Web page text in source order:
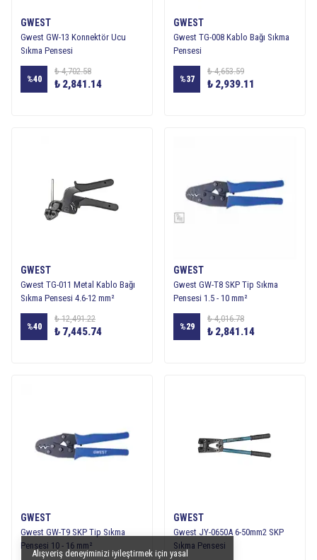
Alışveriş deneyiminizi iyileştirmek için yasal
GWEST
Gwest GW-13 Konnektör Ucu
Sıkma Pensesi
%40
₺ 4,702.58
₺ 2,841.14
GWEST
Gwest TG-008 Kablo Bağı Sıkma
Pensesi
%37
₺ 4,653.59
₺ 2,939.11
GWEST
Gwest TG-011 Metal Kablo Bağı
Sıkma Pensesi 4.6-12 mm²
%40
₺ 12,491.22
₺ 7,445.74
GWEST
Gwest GW-T8 SKP Tip Sıkma
Pensesi 1.5 - 10 mm²
%29
₺ 4,016.78
₺ 2,841.14
GWEST
Gwest GW-T9 SKP Tip Sıkma
Pensesi 10 - 16 mm²
GWEST
Gwest JY-0650A 6-50mm2 SKP
Sıkma Pensesi